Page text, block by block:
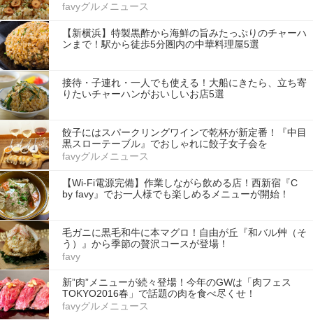
favyグルメニュース
【新横浜】特製黒酢から海鮮の旨みたっぷりのチャーハ
ンまで！駅から徒歩5分圏内の中華料理屋5選
接待・子連れ・一人でも使える！大船にきたら、立ち寄
りたいチャーハンがおいしいお店5選
餃子にはスパークリングワインで乾杯が新定番！『中目
黒スローテーブル』でおしゃれに餃子女子会を
favyグルメニュース
【Wi-Fi電源完備】作業しながら飲める店！西新宿『C
by favy』でお一人様でも楽しめるメニューが開始！
毛ガニに黒毛和牛に本マグロ！自由が丘『和バル艸（そ
う）』から季節の贅沢コースが登場！
favy
新”肉”メニューが続々登場！今年のGWは「肉フェス
TOKYO2016春」で話題の肉を食べ尽くせ！
favyグルメニュース